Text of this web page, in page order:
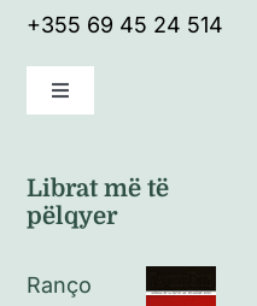
+355 69 45 24 514
Toggle
Librat më të
pëlqyer
Ranço